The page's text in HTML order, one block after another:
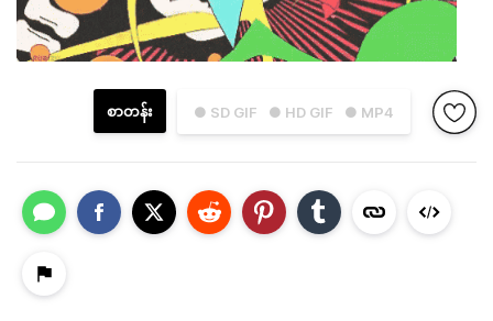
● SD GIF ● HD GIF ● MP4
စာတန်း